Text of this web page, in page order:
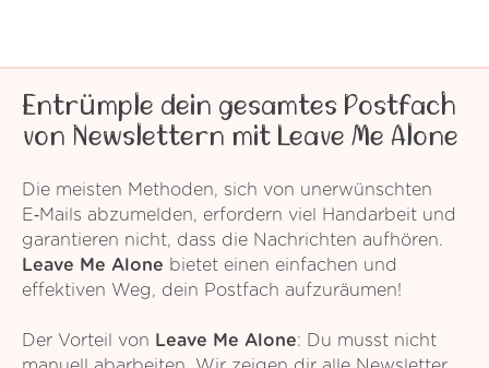
Entrümple dein gesamtes Postfach
von Newslettern mit Leave Me Alone
Die meisten Methoden, sich von unerwünschten
E‑Mails abzumelden, erfordern viel Handarbeit und
garantieren nicht, dass die Nachrichten aufhören.
Leave Me Alone bietet einen einfachen und
effektiven Weg, dein Postfach aufzuräumen!
Der Vorteil von Leave Me Alone: Du musst nicht